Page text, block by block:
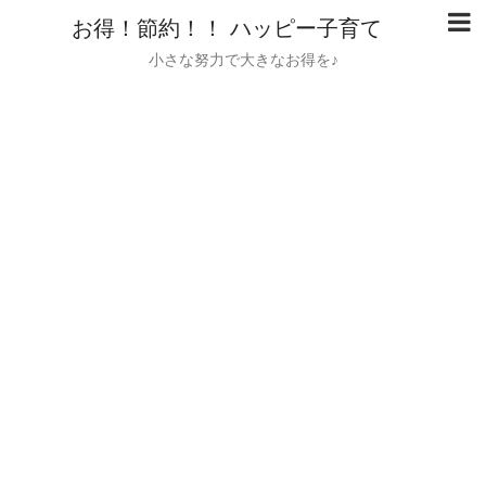
お得！節約！！ ハッピー子育て
小さな努力で大きなお得を♪